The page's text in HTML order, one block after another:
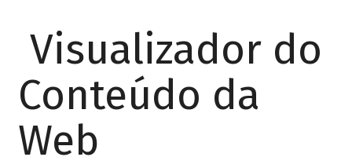
Visualizador do
Conteúdo da
Web